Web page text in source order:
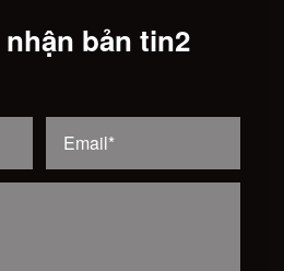
bản tin2